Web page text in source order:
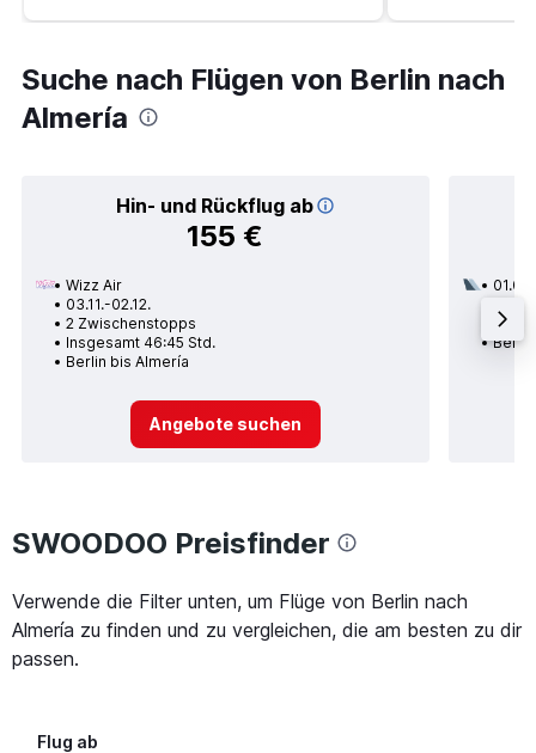
Suche nach Flügen von Berlin nach
Almería
Hin- und Rückflug ab
155 €
Wizz Air
03.11.-02.12.
2 Zwischenstopps
Insgesamt 46:45 Std.
Berlin bis Almería
Angebote suchen
01.09.
SWOODOO Preisfinder
Verwende die Filter unten, um Flüge von Berlin nach
Almería zu finden und zu vergleichen, die am besten zu dir
passen.
Flug ab